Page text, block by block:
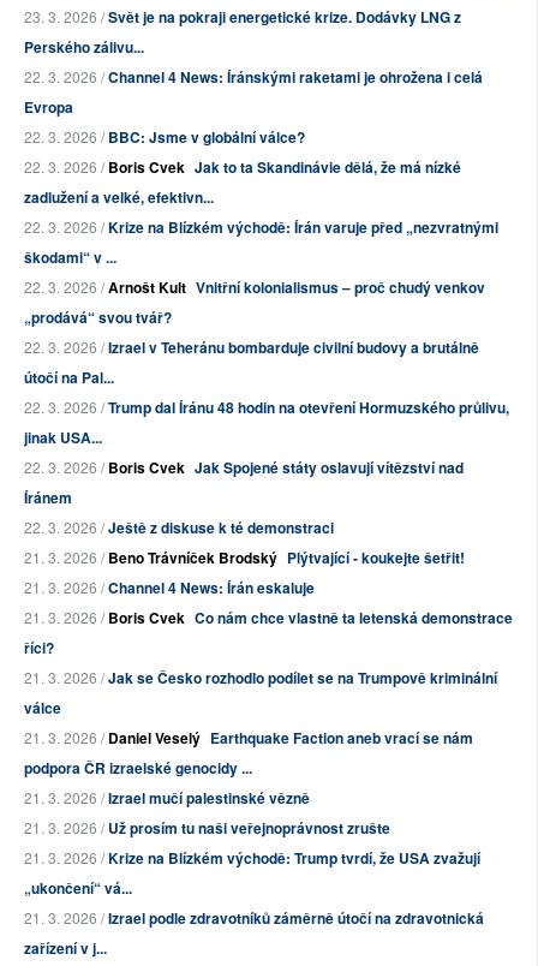
23. 3. 2026 /Svět je na pokraji energetické krize. Dodávky LNG z
Perského zálivu...
22. 3. 2026 /Channel 4 News: Íránskými raketami je ohrožena i celá
Evropa
22. 3. 2026 /BBC: Jsme v globální válce?
22. 3. 2026 /Boris Cvek Jak to ta Skandinávie dělá, že má nízké
zadlužení a velké, efektivn...
22. 3. 2026 /Krize na Blízkém východě: Írán varuje před „nezvratnými
škodami“ v ...
22. 3. 2026 /Arnošt Kult Vnitřní kolonialismus – proč chudý venkov
„prodává“ svou tvář?
22. 3. 2026 /Izrael v Teheránu bombarduje civilní budovy a brutálně
útočí na Pal...
22. 3. 2026 /Trump dal Íránu 48 hodin na otevření Hormuzského průlivu,
jinak USA...
22. 3. 2026 /Boris Cvek Jak Spojené státy oslavují vítězství nad
Íránem
22. 3. 2026 /Ještě z diskuse k té demonstraci
21. 3. 2026 /Beno Trávníček Brodský Plýtvající - koukejte šetřit!
21. 3. 2026 /Channel 4 News: Írán eskaluje
21. 3. 2026 /Boris Cvek Co nám chce vlastně ta letenská demonstrace
říci?
21. 3. 2026 /Jak se Česko rozhodlo podílet se na Trumpově kriminální
válce
21. 3. 2026 /Daniel Veselý Earthquake Faction aneb vrací se nám
podpora ČR izraelské genocidy ...
21. 3. 2026 /Izrael mučí palestinské vězně
21. 3. 2026 /Už prosím tu naši veřejnoprávnost zrušte
21. 3. 2026 /Krize na Blízkém východě: Trump tvrdí, že USA zvažují
„ukončení“ vá...
21. 3. 2026 /Izrael podle zdravotníků záměrně útočí na zdravotnická
zařízení v j...